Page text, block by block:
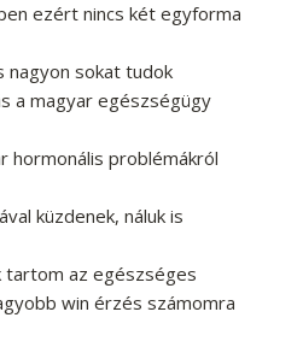
ezért nincs két egyforma
nagyon sokat tudok
a magyar egészségügy
hormonális problémákról
küzdenek, náluk is
tartom az egészséges
win érzés számomra